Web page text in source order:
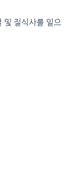
및 질식사를 일으